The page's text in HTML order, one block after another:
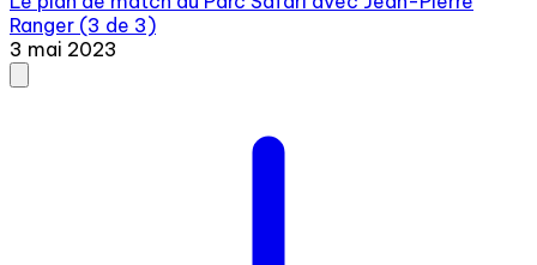
Ranger (3 de 3)
3 mai 2023